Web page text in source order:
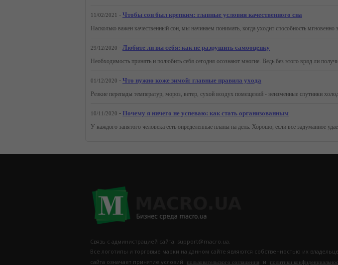
11/02/2021 - Чтобы сон был крепким: главные условия качественного сна
29/12/2020 - Любите ли вы себя: как не разрушить самооценку
01/12/2020 - Что нужно коже зимой: главные правила ухода
10/11/2020 - Почему я ничего не успеваю: как стать организованным
Связь с администрацией сайта: support@macro.ua.
Все логотипы и торговые марки на данном сайте являются собственностью их
сайта означает принятие условий
пользовательского соглашения и политики